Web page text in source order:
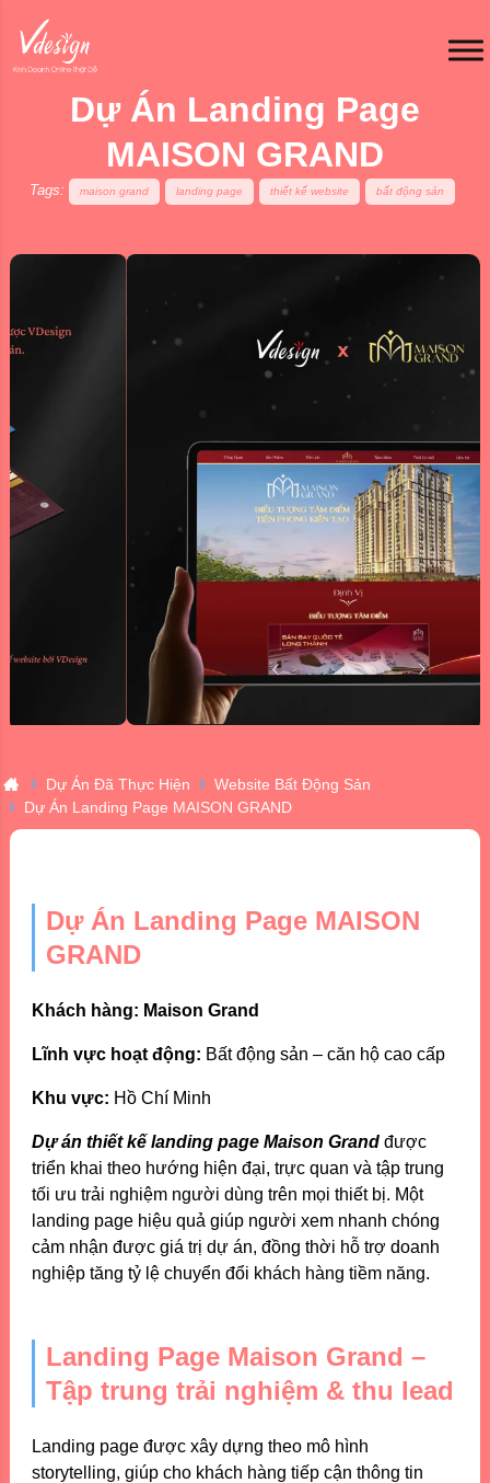
Dự Án Landing Page
MAISON GRAND
Tags: maison grand landing page thiết kế website bất động sản
Dự Án Đã Thực Hiện
Website Bất Động Sản
Dự Án Landing Page MAISON GRAND
Dự Án Landing Page MAISON
GRAND
Khách hàng: Maison Grand
Lĩnh vực hoạt động: Bất động sản – căn hộ cao cấp
Khu vực: Hồ Chí Minh
Dự án thiết kế landing page Maison Grand được
triển khai theo hướng hiện đại, trực quan và tập trung
tối ưu trải nghiệm người dùng trên mọi thiết bị. Một
landing page hiệu quả giúp người xem nhanh chóng
cảm nhận được giá trị dự án, đồng thời hỗ trợ doanh
nghiệp tăng tỷ lệ chuyển đổi khách hàng tiềm năng.
Landing Page Maison Grand –
Tập trung trải nghiệm & thu lead
Landing page được xây dựng theo mô hình
storytelling, giúp cho khách hàng tiếp cận thông tin